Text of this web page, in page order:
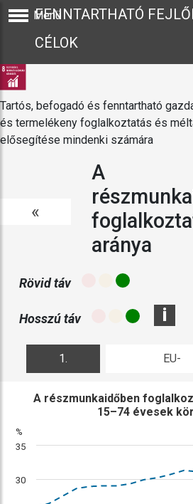
Menü
FENNTARTHATÓ
CÉLOK
Tartós, befogadó és fenntartható
és termelékeny foglalkoztatás és
elősegítése mindenki számára
«
A
aránya
Rövid táv
Hosszú táv i
1. EU-
%
A részmunkaidőben
15–74 évesek
30
35